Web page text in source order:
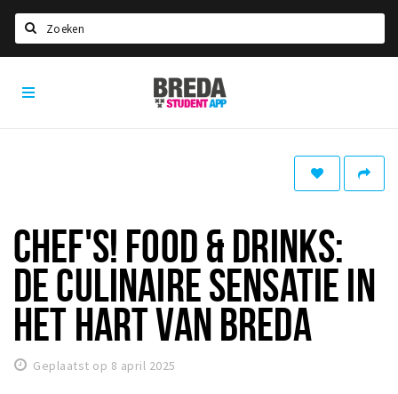
HOME
Studentenverenigingen
Studentenraad
Studentenroutes
New in town? Check FAQ!
WONEN
Breda
Student
CHEF'S! FOOD & DRINKS:
DE CULINAIRE SENSATIE IN
HET HART VAN BREDA
Geplaatst op 8 april 2025